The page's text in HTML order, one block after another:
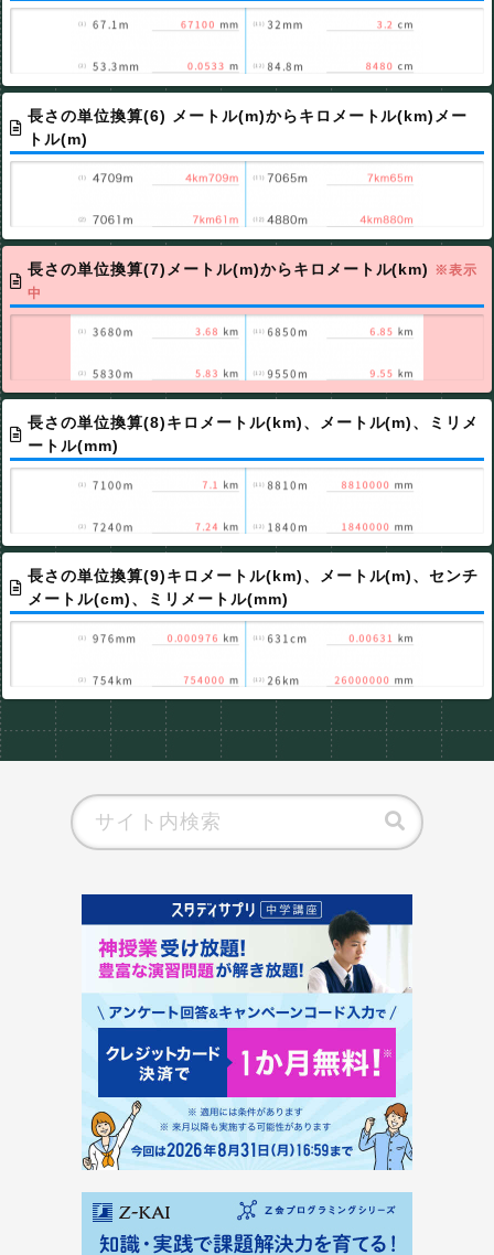
長さの単位換算(6) メートル(m)からキロメートル(km)メー
トル(m)
長さの単位換算(7)メートル(m)からキロメートル(km) ※表示
中
長さの単位換算(8)キロメートル(km)、メートル(m)、ミリメ
ートル(mm)
長さの単位換算(9)キロメートル(km)、メートル(m)、センチ
メートル(cm)、ミリメートル(mm)